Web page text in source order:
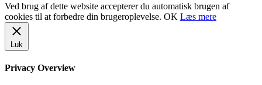
Ved brug af dette website accepterer du automatisk brugen af
cookies til at forbedre din brugeroplevelse. OK Læs mere
Luk
Privacy Overview